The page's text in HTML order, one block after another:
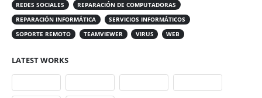
REDES SOCIALES
REPARACIÓN DE COMPUTADORAS
REPARACIÓN INFORMÁTICA
SERVICIOS INFORMÁTICOS
SOPORTE REMOTO
TEAMVIEWER VIRUS WEB
LATEST WORKS